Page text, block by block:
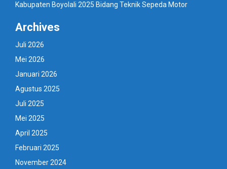
Kabupaten Boyolali 2025 Bidang Teknik Sepeda Motor
Archives
Juli 2026
Mei 2026
Januari 2026
Agustus 2025
Juli 2025
Mei 2025
April 2025
Februari 2025
November 2024